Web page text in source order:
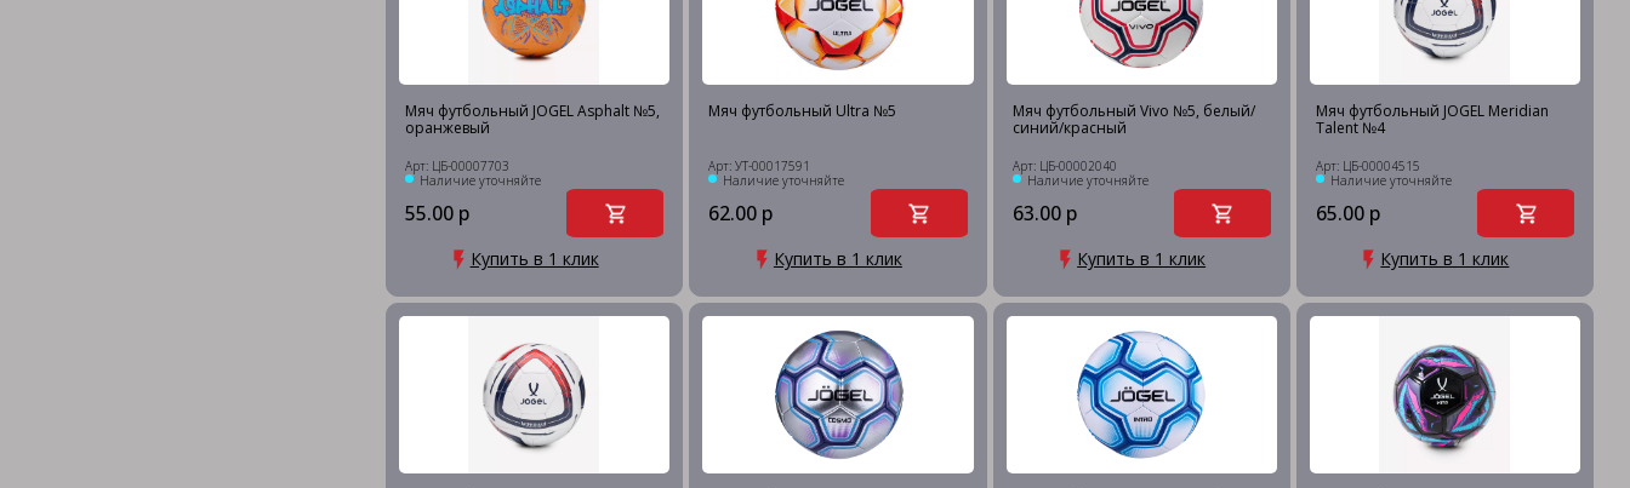
Мяч футбольный JOGEL Asphalt №5,
оранжевый
Арт: ЦБ-00007703
Наличие уточняйте
55.00 р
Купить в 1 клик
Мяч футбольный Ultra №5
Арт: УТ-00017591
Наличие уточняйте
62.00 р
Купить в 1 клик
Мяч футбольный Vivo №5, белый/
синий/красный
Арт: ЦБ-00002040
Наличие уточняйте
63.00 р
Купить в 1 клик
Мяч футбольный JOGEL Meridian
Talent №4
Арт: ЦБ-00004515
Наличие уточняйте
65.00 р
Купить в 1 клик